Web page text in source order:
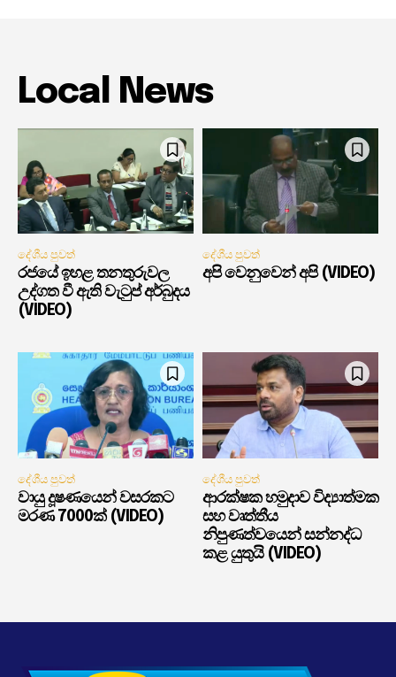
Local News
දේශීය පුවත්
රජයේ ඉහළ තනතුරුවල
උද්ගත වී ඇති වැටුප් අර්බුදය
(VIDEO)
දේශීය පුවත්
අපි වෙනුවෙන් අපි (VIDEO)
දේශීය පුවත්
වායු දූෂණයෙන් වසරකට
මරණ 7000ක් (VIDEO)
දේශීය පුවත්
ආරක්ෂක හමුදාව විද්‍යාත්මක
සහ වෘත්තීය
නිපුණත්වයෙන් සන්නද්ධ
කළ යුතුයි (VIDEO)